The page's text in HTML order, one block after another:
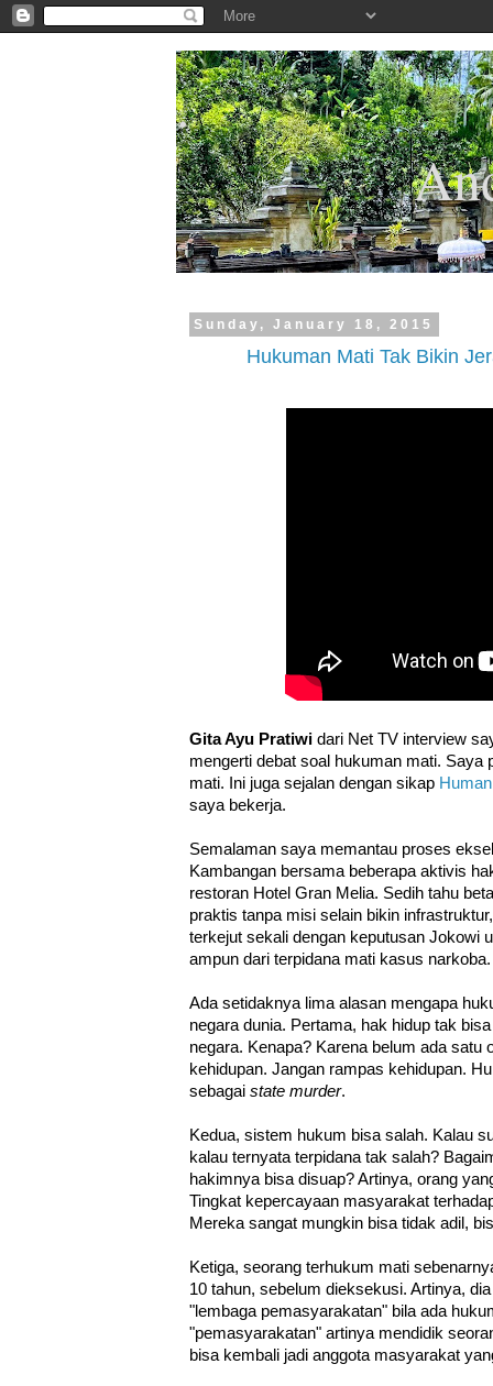
.
Sunday, January 18, 2015
Hukuman Mati Tak Bikin
Gita Ayu Pratiwi dari Net TV interview
mengerti debat soal hukuman mati. Saya
mati. Ini juga sejalan dengan sikap
saya bekerja.
Semalaman saya memantau proses
Kambangan bersama beberapa aktivis
restoran Hotel Gran Melia. Sedih tahu
praktis tanpa misi selain bikin
terkejut sekali dengan keputusan Jokowi
ampun dari terpidana mati kasus narkoba.
Ada setidaknya lima alasan mengapa
negara dunia. Pertama, hak hidup tak
negara. Kenapa? Karena belum ada satu
kehidupan. Jangan rampas kehidupan.
sebagai state murder.
Kedua, sistem hukum bisa salah. Kalau
kalau ternyata terpidana tak salah?
hakimnya bisa disuap? Artinya, orang
Tingkat kepercayaan masyarakat
Mereka sangat mungkin bisa tidak adil,
Ketiga, seorang terhukum mati
10 tahun, sebelum dieksekusi. Artinya,
"lembaga pemasyarakatan" bila ada
"pemasyarakatan" artinya mendidik
bisa kembali jadi anggota masyarakat